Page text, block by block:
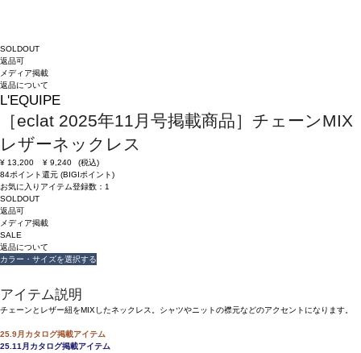
SOLDOUT
返品可
メディア掲載
返品について
L'EQUIPE
［eclat 2025年11月号掲載商品］チェーンMIX
レザーネックレス
¥ 13,200 ¥ 9,240
(税込)
84ポイント還元 (BIGIポイント)
お気に入りアイテム登録数： 1
SOLDOUT
返品可
メディア掲載
SALE
返品について
カラー・サイズを選択する
アイテム説明
チェーンとレザー紐をMIXしたネックレス。シャツやニットの襟元などのアクセントになります。
25.9月カタログ掲載アイテム
25.11月カタログ掲載アイテム